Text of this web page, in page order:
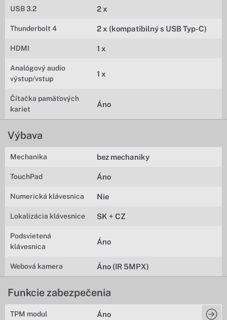
USB 3.2 2 x
Thunderbolt 4 2 x (kompatibilný s USB Typ-C)
HDMI 1 x
Analógový audio
výstup/vstup
1 x
Čítačka pamäťových
kariet
Áno
Výbava
Mechanika bez mechaniky
TouchPad Áno
Numerická klávesnica Nie
Lokalizácia klávesnice SK + CZ
Podsvietená
klávesnica
Áno
Webová kamera Áno (IR 5MPX)
Funkcie zabezpečenia
TPM modul Áno